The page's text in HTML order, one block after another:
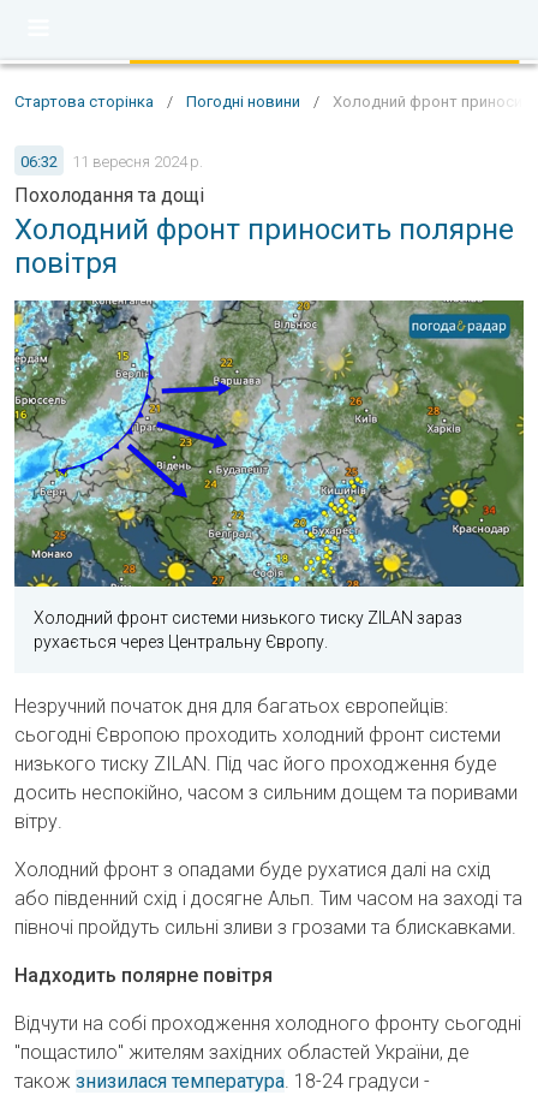
Стартова сторінка / Погодні новини / Холодний фронт
06:32 11 вересня 2024 р.
Похолодання та дощі
Холодний фронт приносить полярне
повітря
Холодний фронт системи низького тиску ZILAN зараз
рухається через Центральну Європу.
Незручний початок дня для багатьох європейців:
сьогодні Європою проходить холодний фронт системи
низького тиску ZILAN. Під час його проходження буде
досить неспокійно, часом з сильним дощем та поривами
вітру.
Холодний фронт з опадами буде рухатися далі на схід
або південний схід і досягне Альп. Тим часом на заході та
півночі пройдуть сильні зливи з грозами та блискавками.
Надходить полярне повітря
Відчути на собі проходження холодного фронту сьогодні
"пощастило" жителям західних областей України, де
також знизилася температура. 18-24 градуси -